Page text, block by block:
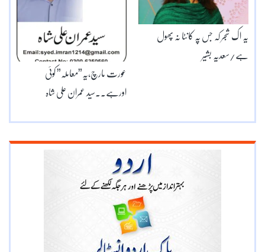
عورت مارچ،یہ”معاملہ” کوئی
اورہے۔۔سید عمران علی شاہ
یہ اک شجر کہ جس پہ کانٹا نہ پھول
ہے/سعدیہ بشیر